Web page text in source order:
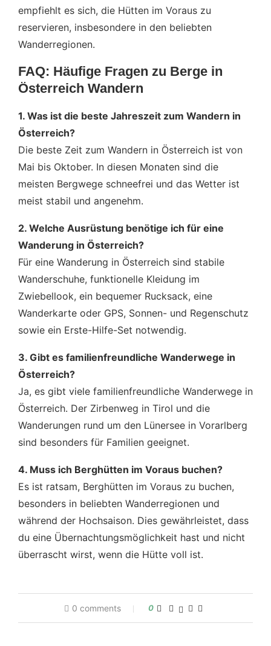
empfiehlt es sich, die Hütten im Voraus zu
reservieren, insbesondere in den beliebten
Wanderregionen.
FAQ: Häufige Fragen zu Berge in
Österreich Wandern
1. Was ist die beste Jahreszeit zum Wandern in
Österreich?
Die beste Zeit zum Wandern in Österreich ist von
Mai bis Oktober. In diesen Monaten sind die
meisten Bergwege schneefrei und das Wetter ist
meist stabil und angenehm.
2. Welche Ausrüstung benötige ich für eine
Wanderung in Österreich?
Für eine Wanderung in Österreich sind stabile
Wanderschuhe, funktionelle Kleidung im
Zwiebellook, ein bequemer Rucksack, eine
Wanderkarte oder GPS, Sonnen- und Regenschutz
sowie ein Erste-Hilfe-Set notwendig.
3. Gibt es familienfreundliche Wanderwege in
Österreich?
Ja, es gibt viele familienfreundliche Wanderwege in
Österreich. Der Zirbenweg in Tirol und die
Wanderungen rund um den Lünersee in Vorarlberg
sind besonders für Familien geeignet.
4. Muss ich Berghütten im Voraus buchen?
Es ist ratsam, Berghütten im Voraus zu buchen,
besonders in beliebten Wanderregionen und
während der Hochsaison. Dies gewährleistet, dass
du eine Übernachtungsmöglichkeit hast und nicht
überrascht wirst, wenn die Hütte voll ist.
0 comments 0